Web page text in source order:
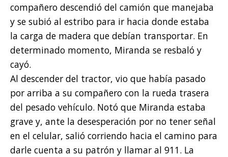
compañero descendió del camión que manejaba
y se subió al estribo para ir hacia donde estaba
la carga de madera que debían transportar. En
determinado momento, Miranda se resbaló y
cayó.
Al descender del tractor, vio que había pasado
por arriba a su compañero con la rueda trasera
del pesado vehículo. Notó que Miranda estaba
grave y, ante la desesperación por no tener señal
en el celular, salió corriendo hacia el camino para
darle cuenta a su patrón y llamar al 911. La